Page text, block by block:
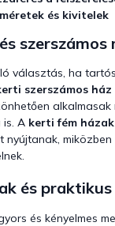
és kivitelek
szerszámos
választás, ha
szerszámos ház
alkalmasak
A kerti fém házak
miközben
és
és kényelmes